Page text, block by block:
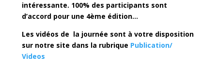
intéressante. 100% des participants sont
d’accord pour une 4ème édition…
Les vidéos de la journée sont à votre disposition
sur notre site dans la rubrique Publication/
Videos